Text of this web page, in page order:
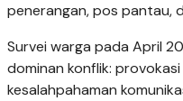
penerangan, pos pantau,
Survei warga pada April
dominan konflik:
kesalahpahaman